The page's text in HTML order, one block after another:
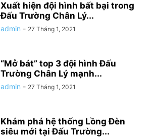
Xuất hiện đội hình bất bại trong
Đấu Trường Chân Lý...
admin - 27 Tháng 1, 2021
“Mở bát” top 3 đội hình Đấu
Trường Chân Lý mạnh...
admin - 27 Tháng 1, 2021
Khám phá hệ thống Lồng Đèn
siêu mới tại Đấu Trường...